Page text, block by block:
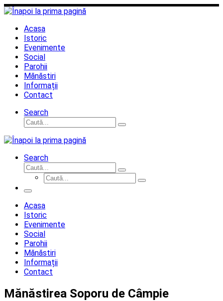
Sari
la
conținutAcasa
Istoric
Evenimente
Social
Parohii
Mănăstiri
Informații
Contact
Search
Căutare
Caută...
Search
Căutare
Caută...
Căutare
Caută...
Meniu
Acasa
Istoric
Evenimente
Social
Parohii
Mănăstiri
Informații
Contact
Mănăstirea Soporu de Câmpie